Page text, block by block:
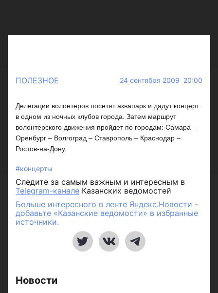
ПОЛЕЗНОЕ 24 сентября 2009 20:00
Делегации волонтеров посетят аквапарк и дадут концерт
в одном из ночных клубов города. Затем маршрут
волонтерского движения пройдет по городам: Самара –
Оренбург – Волгоград – Ставрополь – Краснодар –
Ростов-на-Дону.
#концерты
Следите за самым важным и интересным в
Telegram-канале Казанских ведомостей
Больше интересного в ленте Яндекс.Новости -
добавьте «Казанские ведомости» в избранные
источники.
Новости